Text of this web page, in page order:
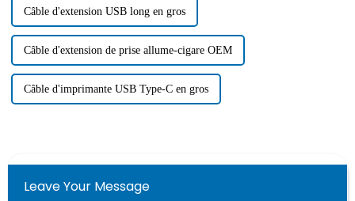
Câble d'extension USB long en gros
Câble d'extension de prise allume-cigare OEM
Câble d'imprimante USB Type-C en gros
Leave Your Message